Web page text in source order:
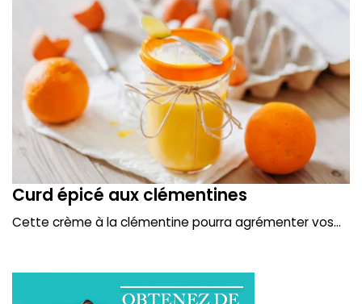
Curd épicé aux clémentines
Cette crème à la clémentine pourra agrémenter vos...